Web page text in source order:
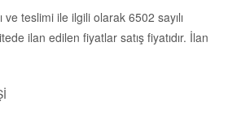
teslimi ile ilgili olarak 6502 sayılı
ilan edilen fiyatlar satış fiyatıdır. İlan